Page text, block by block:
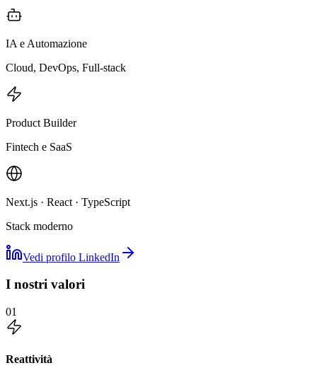
IA e Automazione
Cloud, DevOps, Full-stack
Product Builder
Fintech e SaaS
Next.js · React · TypeScript
Stack moderno
Vedi profilo LinkedIn
I nostri valori
01
Reattività